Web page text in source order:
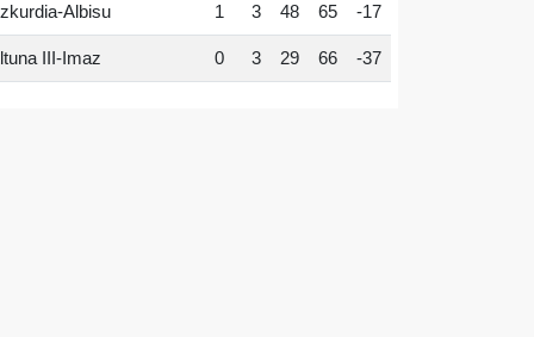
Albisu 1 3 48 65 -17
III-Imaz 0 3 29 66 -37